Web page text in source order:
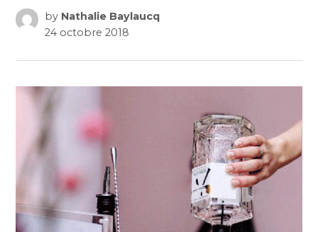
by Nathalie Baylaucq
24 octobre 2018